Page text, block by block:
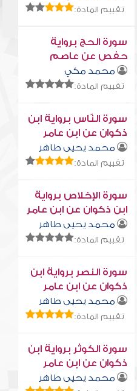
تقييم المادة:
سورة الحج برواية
حفص عن عاصم
محمد مكي
تقييم المادة:
سورة النّاس برواية ابن
ذكوان عن ابن عامر
محمد يحيى طاهر
تقييم المادة:
سورة الإخلاص برواية
ابن ذكوان عن ابن عامر
محمد يحيى طاهر
تقييم المادة:
سورة النصر برواية ابن
ذكوان عن ابن عامر
محمد يحيى طاهر
تقييم المادة:
سورة الكوثر برواية ابن
ذكوان عن ابن عامر
محمد يحيى طاهر